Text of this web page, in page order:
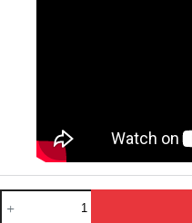
MANUEL
RODRIGUEZ